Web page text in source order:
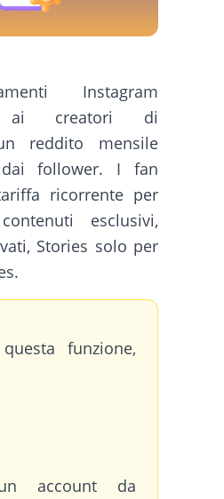
Instagram
ai creatori di
reddito mensile
dai follower. I fan
ricorrente per
esclusivi,
Stories solo per
funzione,
account da